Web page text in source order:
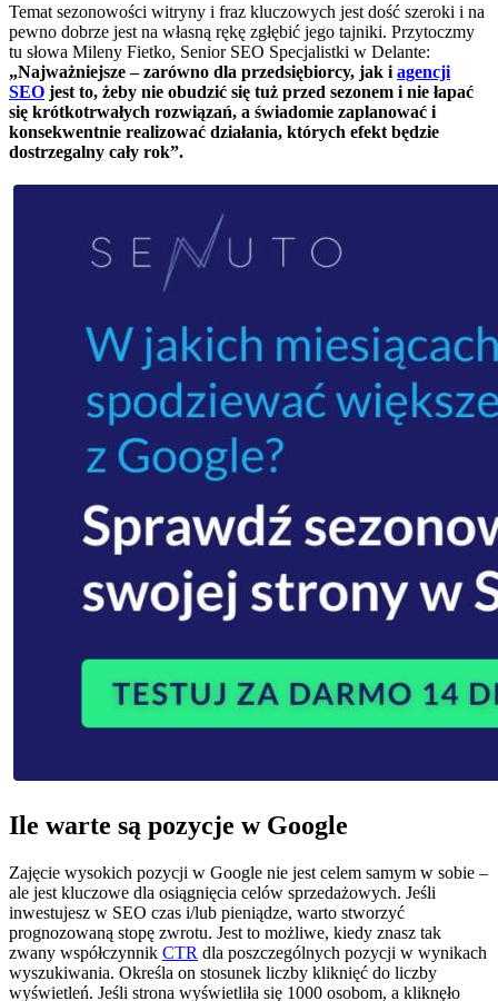
Temat sezonowości witryny i fraz kluczowych jest dość szeroki i na
pewno dobrze jest na własną rękę zgłębić jego tajniki. Przytoczmy
tu słowa Mileny Fietko, Senior SEO Specjalistki w Delante:
„Najważniejsze – zarówno dla przedsiębiorcy, jak i agencji
SEO jest to, żeby nie obudzić się tuż przed sezonem i nie łapać
się krótkotrwałych rozwiązań, a świadomie zaplanować i
konsekwentnie realizować działania, których efekt będzie
dostrzegalny cały rok”.
Ile warte są pozycje w Google
Zajęcie wysokich pozycji w Google nie jest celem samym w sobie –
ale jest kluczowe dla osiągnięcia celów sprzedażowych. Jeśli
inwestujesz w SEO czas i/lub pieniądze, warto stworzyć
prognozowaną stopę zwrotu. Jest to możliwe, kiedy znasz tak
zwany współczynnik CTR dla poszczególnych pozycji w wynikach
wyszukiwania. Określa on stosunek liczby kliknięć do liczby
wyświetleń. Jeśli strona wyświetliła się 1000 osobom, a kliknęło